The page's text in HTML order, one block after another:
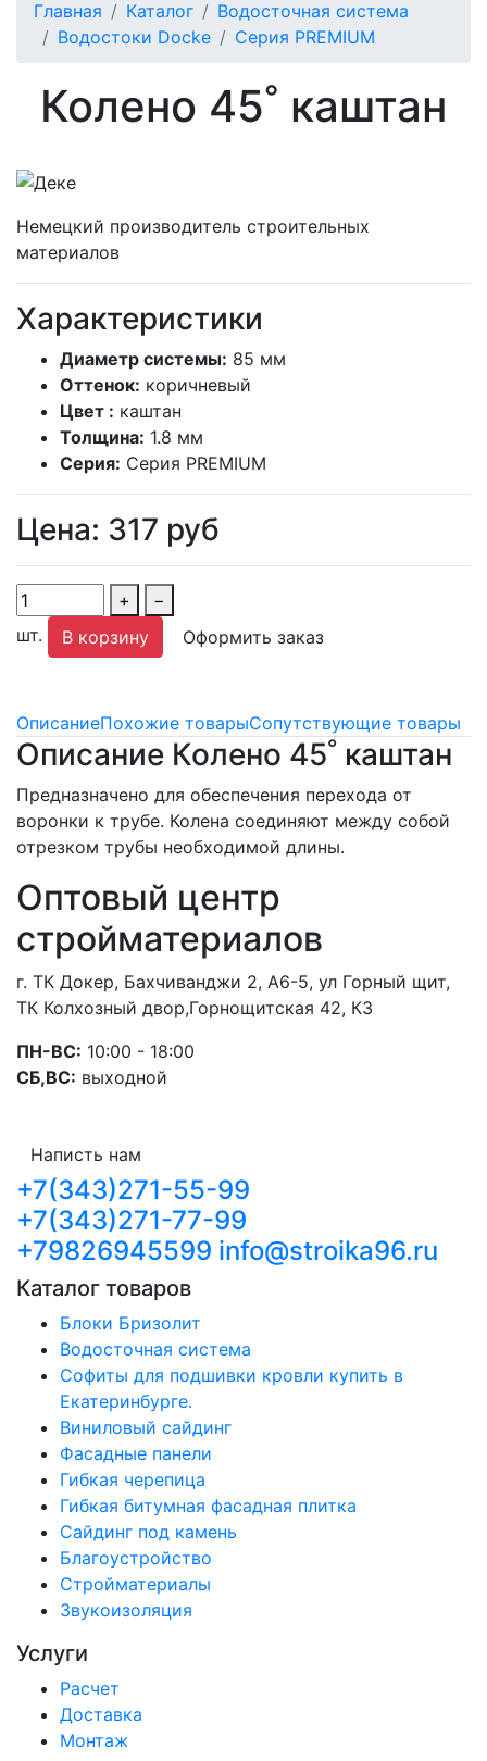
Главная Каталог
Водосточная система
Водостоки Docke
Серия PREMIUM
Колено 45˚ каштан
Немецкий производитель строительных
материалов
Характеристики
Диаметр системы: 85 мм
Оттенок: коричневый
Цвет : каштан
Толщина: 1.8 мм
Серия: Серия PREMIUM
Цена: 317 руб
+
−
шт.
В корзину Оформить заказ
ОписаниеПохожие товарыСопутствующие товары
Описание Колено 45˚ каштан
Предназначено для обеспечения перехода от
воронки к трубе. Колена соединяют между собой
отрезком трубы необходимой длины.
Оптовый центр
стройматериалов
г. ТК Докер, Бахчиванджи 2, А6-5, ул Горный щит,
ТК Колхозный двор,Горнощитская 42, К3
ПН-ВС: 10:00 - 18:00
СБ,ВС: выходной
Написть нам
+7(343)271-55-99
+7(343)271-77-99
+79826945599 info@stroika96.ru
Каталог товаров
Блоки Бризолит
Водосточная система
Софиты для подшивки кровли купить в
Екатеринбурге.
Виниловый сайдинг
Фасадные панели
Гибкая черепица
Гибкая битумная фасадная плитка
Сайдинг под камень
Благоустройство
Стройматериалы
Звукоизоляция
Услуги
Расчет
Доставка
Монтаж